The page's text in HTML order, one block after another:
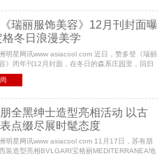
瑞丽服饰美容》12月刊封面曝
格冬日浪漫美学
星网讯www asiacool com 近日，赞多登《瑞丽
》闭年刊12月封面，在冬日的森系庄园里，回归
静，定格专属自我的浪漫美学。 本次赞多的
面图中，一张，他手捧一朵玫瑰，冷峻的眼
全黑绅士造型亮相活动 以古
点缀尽展时髦态度
星网讯www asiacool com 11月17日，苏有朋
装造型亮相BVLGARI宝格丽MEDITERRANEA地